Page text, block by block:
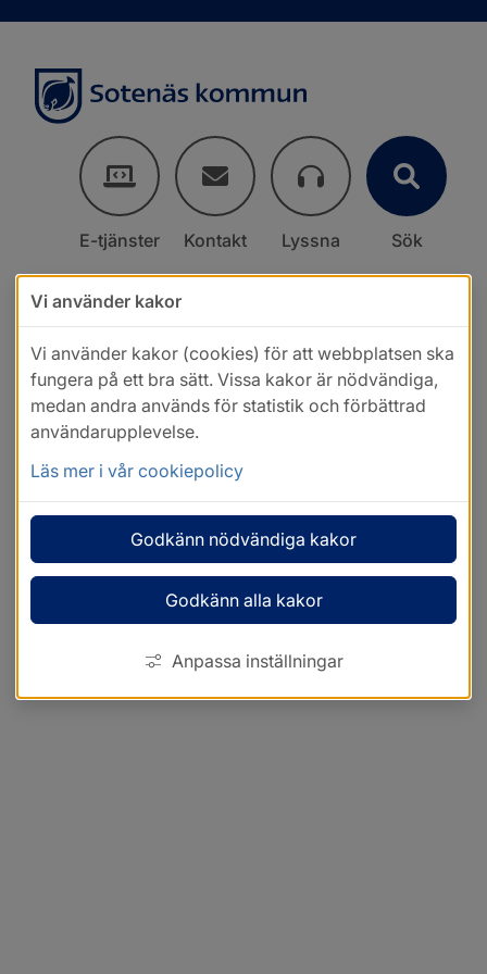
E-tjänster Kontakt Lyssna Sök
Vi använder kakor
Vi använder kakor (cookies) för att webbplatsen ska
fungera på ett bra sätt. Vissa kakor är nödvändiga,
medan andra används för statistik och förbättrad
användarupplevelse.
Läs mer i vår cookiepolicy
Godkänn nödvändiga kakor
Godkänn alla kakor
Anpassa inställningar